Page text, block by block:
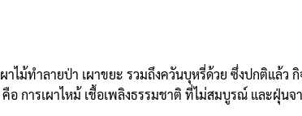
ไม้ทำลายป่า เผาขยะ รวมถึงควันบุหรี่ด้วย ซึ่งปกติแล้ว
การเผาไหม้ เชื้อเพลิงธรรมชาติ ที่ไม่สมบูรณ์ และฝุ่นจ